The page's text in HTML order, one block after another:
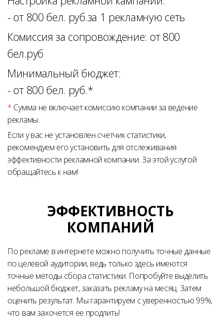
- от 800 бел. руб.за 1 рекламную сеть
Комиссия за сопровождение: от 800
бел.руб
Минимальный бюджет:
- от 800 бел. руб.*
* Сумма не включает комиссию компании за ведение
рекламы.
Если у вас не установлен счетчик статистики,
рекомендуем его установить для отслеживания
эффективности рекламной компании. За этой услугой
обращайтесь к нам!
ЭФФЕКТИВНОСТЬ
КОМПАНИЙ
По рекламе в интернете можно получить точные данные
по целевой аудитории, ведь только здесь имеются
точные методы сбора статистики. Попробуйте выделить
небольшой бюджет, заказать рекламу на месяц. Затем
оценить результат. Мы гарантируем с уверенностью 99%,
что вам захочется ее продлить!